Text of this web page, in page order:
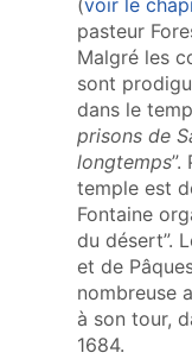
(voir le
pasteur
Malgré les
sont
dans le
prisons de
longtemps
temple est
Fontaine
du désert”.
et de
nombreuse
à son tour,
1684.